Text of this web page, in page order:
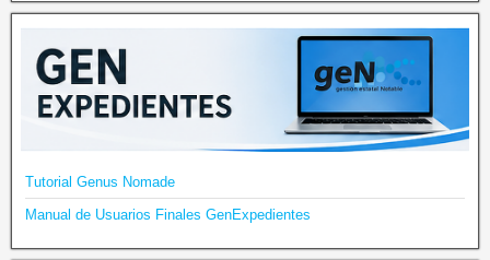
Tutorial Genus Nomade
Manual de Usuarios Finales GenExpedientes